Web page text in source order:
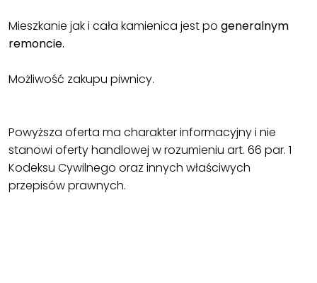
Mieszkanie jak i cała kamienica jest po generalnym
remoncie.
Możliwość zakupu piwnicy.
Powyższa oferta ma charakter informacyjny i nie
stanowi oferty handlowej w rozumieniu art. 66 par. 1
Kodeksu Cywilnego oraz innych właściwych
przepisów prawnych.